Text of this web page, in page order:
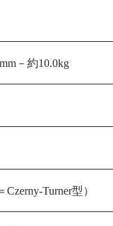
－約10.0kg
Turner型）